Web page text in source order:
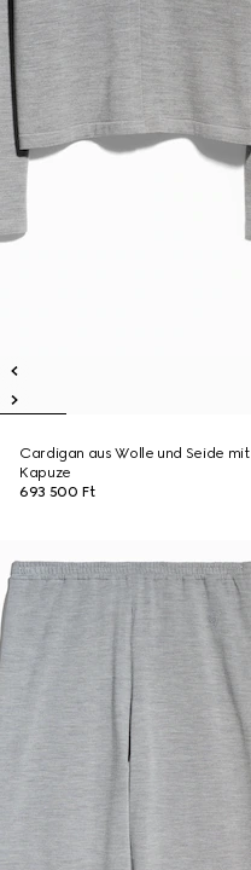
Cardigan aus Wolle und Seide mit
Kapuze
693 500 Ft